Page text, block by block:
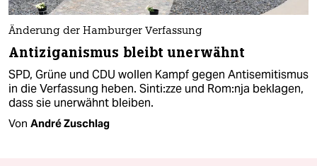
Änderung der Hamburger Verfassung
Antiziganismus bleibt unerwähnt
SPD, Grüne und CDU wollen Kampf gegen Antisemitismus
in die Verfassung heben. Sin­ti:z­ze und Ro­m:n­ja beklagen,
dass sie unerwähnt bleiben.
Von André Zuschlag